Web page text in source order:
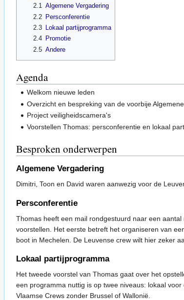
2.1 Algemene Vergadering
2.2
Persconferentie
2.3
Lokaal partijprogramma
2.4
Promotie
2.5 Andere
Agenda
Welkom nieuwe leden
Overzicht en bespreking van de voorbije
Project veiligheidscamera's
Voorstellen Thomas: persconferentie en lokaal
Besproken onderwerpen
Algemene Vergadering
Dimitri, Toon en David waren aanwezig voor de
Persconferentie
Thomas heeft een mail rondgestuurd naar een
voorstellen. Het eerste betreft het organiseren van
boot in Mechelen. De Leuvense crew wilt hier zeker
Lokaal partijprogramma
Het tweede voorstel van Thomas gaat over het
een programma nuttig is op twee niveaus: lokaal
Vlaamse Crews zonder Brussel of Wallonië.